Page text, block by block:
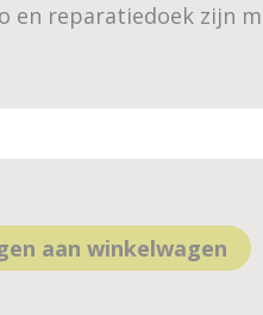
en reparatiedoek zijn
aan winkelwagen